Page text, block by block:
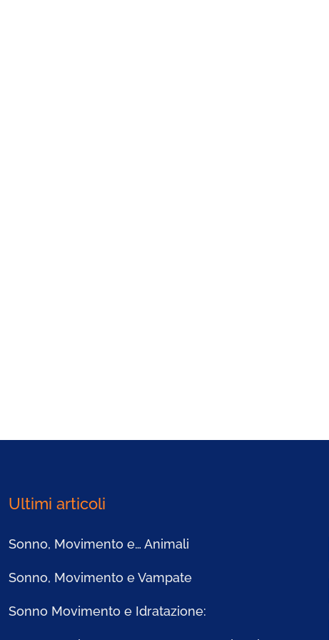
Ultimi articoli
Sonno, Movimento e… Animali
Sonno, Movimento e Vampate
Sonno Movimento e Idratazione: